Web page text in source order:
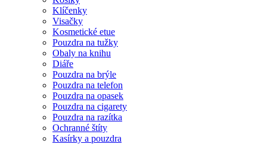
Klíčenky
Visačky
Kosmetické etue
Pouzdra na tužky
Obaly na knihu
Diáře
Pouzdra na brýle
Pouzdra na telefon
Pouzdra na opasek
Pouzdra na cigarety
Pouzdra na razítka
Ochranné štíty
Kasírky a pouzdra